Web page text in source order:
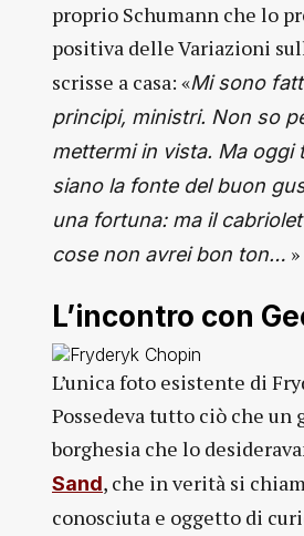
proprio Schumann che lo
positiva delle Variazioni
scrisse a casa: «Mi sono
principi, ministri. Non so
mettermi in vista. Ma oggi
siano la fonte del buon
una fortuna: ma il
cose non avrei bon ton… »
L’incontro con
L’unica foto esistente di
Possedeva tutto ciò che un
borghesia che lo
Sand, che in verità si
conosciuta e oggetto di